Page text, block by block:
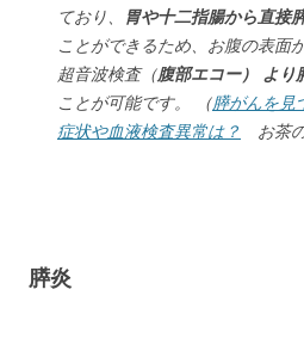
ており、
胃や十二指腸から直接
ことができるため、お腹の表面
超音波検査（腹部エコー） より
ことが可能です。 （膵がんを見
症状や血液検査異常は？
お茶
膵炎